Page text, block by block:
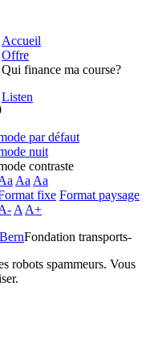
par défaut
nuit
contraste
Aa Aa
fixe Format paysage
A A+
robots spammeurs. Vous
Accueil
Offre
Qui finance ma course?
Listen
Fondation transports-